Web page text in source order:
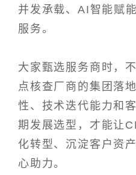
并发承载、AI智能赋
服务。
大家甄选服务商时，
点核查厂商的集团落
性、技术迭代能力和
期发展选型，才能让
化转型、沉淀客户资
心助力。